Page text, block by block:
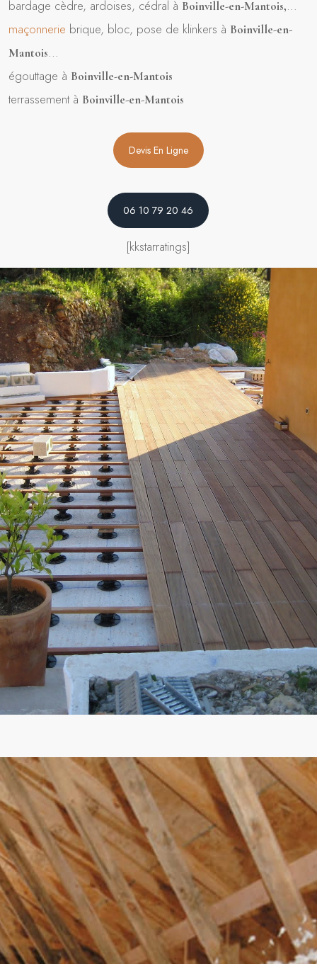
bardage cèdre, ardoises, cédral à Boinville-en-Mantois,…
maçonnerie brique, bloc, pose de klinkers à Boinville-en-
Mantois…
égouttage à Boinville-en-Mantois
terrassement à Boinville-en-Mantois
Devis En Ligne
06 10 79 20 46
[kkstarratings]